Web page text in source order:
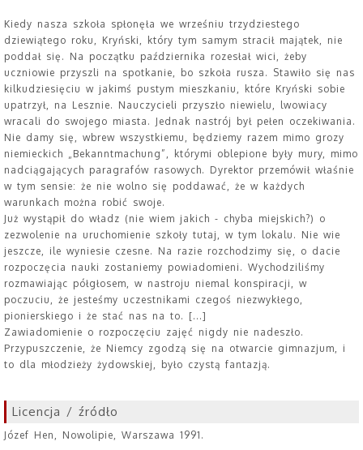
Kiedy nasza szkoła spłonęła we wrześniu trzydziestego
dziewiątego roku, Kryński, który tym samym stracił majątek, nie
poddał się. Na początku października rozesłał wici, żeby
uczniowie przyszli na spotkanie, bo szkoła rusza. Stawiło się nas
kilkudziesięciu w jakimś pustym mieszkaniu, które Kryński sobie
upatrzył, na Lesznie. Nauczycieli przyszło niewielu, lwowiacy
wracali do swojego miasta. Jednak nastrój był pełen oczekiwania.
Nie damy się, wbrew wszystkiemu, będziemy razem mimo grozy
niemieckich „Bekanntmachung”, którymi oblepione były mury, mimo
nadciągających paragrafów rasowych. Dyrektor przemówił właśnie
w tym sensie: że nie wolno się poddawać, że w każdych
warunkach można robić swoje.
Już wystąpił do władz (nie wiem jakich - chyba miejskich?) o
zezwolenie na uruchomienie szkoły tutaj, w tym lokalu. Nie wie
jeszcze, ile wyniesie czesne. Na razie rozchodzimy się, o dacie
rozpoczęcia nauki zostaniemy powiadomieni. Wychodziliśmy
rozmawiając półgłosem, w nastroju niemal konspiracji, w
poczuciu, że jesteśmy uczestnikami czegoś niezwykłego,
pionierskiego i że stać nas na to. [...]
Zawiadomienie o rozpoczęciu zajęć nigdy nie nadeszło.
Przypuszczenie, że Niemcy zgodzą się na otwarcie gimnazjum, i
to dla młodzieży żydowskiej, było czystą fantazją.
Licencja / źródło
Józef Hen, Nowolipie, Warszawa 1991.